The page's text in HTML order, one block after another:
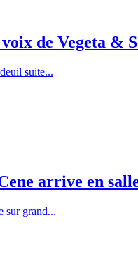
de Vegeta &
suite...
arrive en
sur grand...